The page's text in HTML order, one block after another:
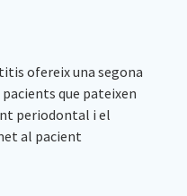
ofereix una segona
que pateixen
periodontal i el
al pacient